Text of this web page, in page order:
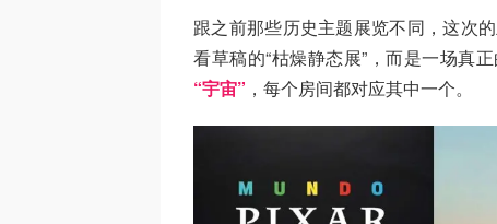
跟之前那些历史主题展览不同，这次
看草稿的“枯燥静态展”，而是一场真
“宇宙” ，每个房间都对应其中一个。